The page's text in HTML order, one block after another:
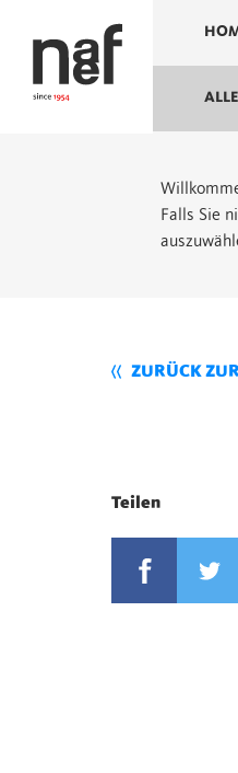
Falls Sie
ZURÜCK
Teilen